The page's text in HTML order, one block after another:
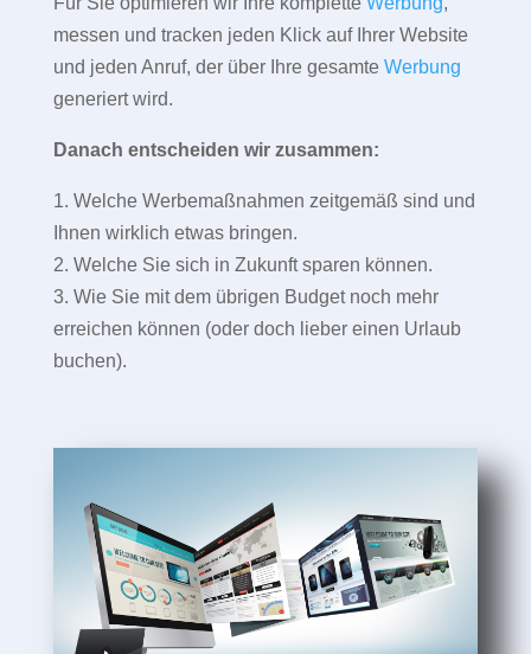
messen und tracken jeden Klick auf Ihrer Website
und jeden Anruf, der über Ihre gesamte Werbung
generiert wird.
Danach entscheiden wir zusammen:
1. Welche Werbemaßnahmen zeitgemäß sind und
Ihnen wirklich etwas bringen.
2. Welche Sie sich in Zukunft sparen können.
3. Wie Sie mit dem übrigen Budget noch mehr
erreichen können (oder doch lieber einen Urlaub
buchen).